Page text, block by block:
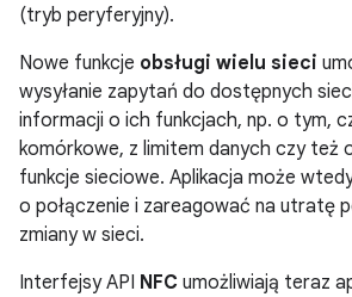
(tryb peryferyjny).
Nowe funkcje obsługi wielu sieci
wysyłanie zapytań do dostępnych
informacji o ich funkcjach, np. o tym,
komórkowe, z limitem danych czy też
funkcje sieciowe. Aplikacja może
o połączenie i zareagować na utratę
zmiany w sieci.
Interfejsy API NFC umożliwiają teraz